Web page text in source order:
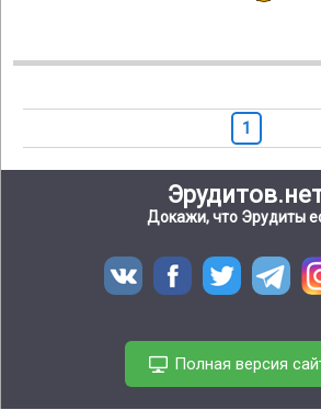
1
Докажи, что Эрудиты
Полная версия